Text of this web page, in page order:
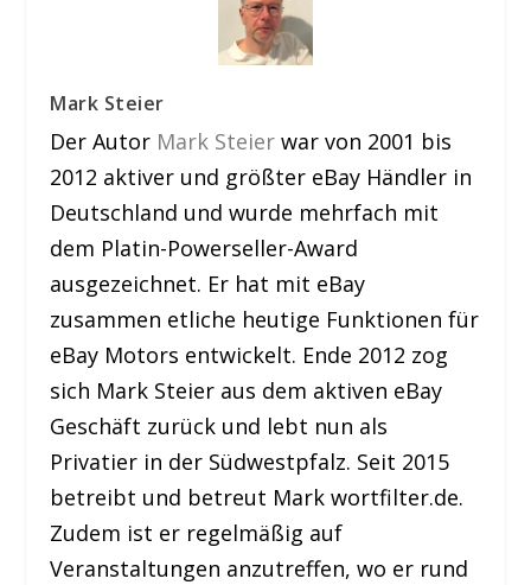
Mark Steier
Der Autor Mark Steier war von 2001 bis
2012 aktiver und größter eBay Händler in
Deutschland und wurde mehrfach mit
dem Platin-Powerseller-Award
ausgezeichnet. Er hat mit eBay
zusammen etliche heutige Funktionen für
eBay Motors entwickelt. Ende 2012 zog
sich Mark Steier aus dem aktiven eBay
Geschäft zurück und lebt nun als
Privatier in der Südwestpfalz. Seit 2015
betreibt und betreut Mark wortfilter.de.
Zudem ist er regelmäßig auf
Veranstaltungen anzutreffen, wo er rund